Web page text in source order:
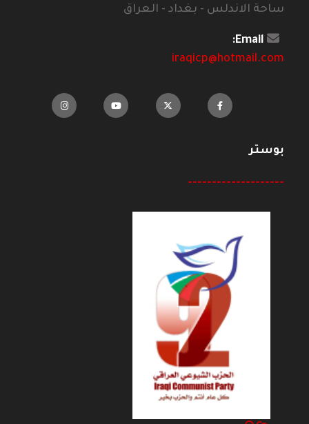
ساحة الاندلس - بغداد - العراق
Email:
iraqicp@hotmail.com
بوستر
--------------------